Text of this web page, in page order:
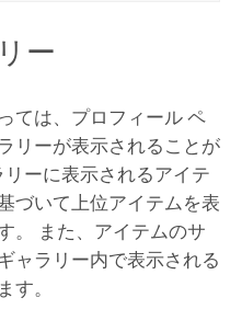
ー
ては、プロフィール ペ
リーが表示されることが
ーに表示されるアイテ
づいて上位アイテムを表
。 また、アイテムのサ
ャラリー内で表示される
す。